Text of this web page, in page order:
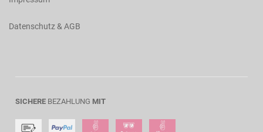
Datenschutz & AGB
SICHERE BEZAHLUNG MIT